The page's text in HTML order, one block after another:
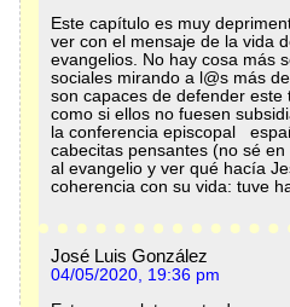
Este capítulo es muy
ver con el mensaje de la vida
evangelios. No hay cosa más
sociales mirando a l@s más
son capaces de defender
como si ellos no fuesen
la conferencia episcopal
cabecitas pensantes (no sé
al evangelio y ver qué hacía
coherencia con su vida: tuve
José Luis González
04/05/2020, 19:36 pm